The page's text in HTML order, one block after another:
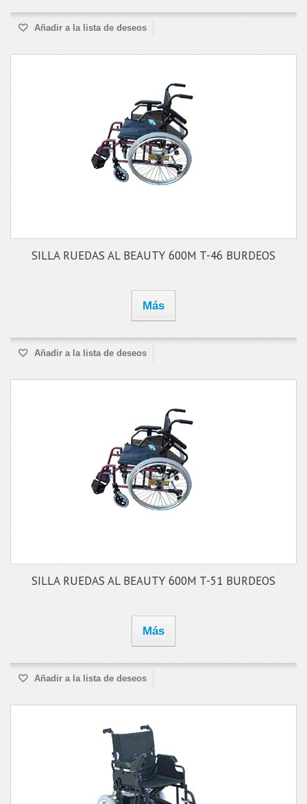
Añadir a la lista de deseos
SILLA RUEDAS AL BEAUTY 600M T-46 BURDEOS
Más
Añadir a la lista de deseos
SILLA RUEDAS AL BEAUTY 600M T-51 BURDEOS
Más
Añadir a la lista de deseos